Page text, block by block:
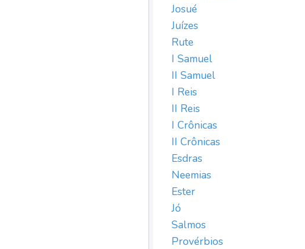
Josué
Juízes
Rute
I Samuel
II Samuel
I Reis
II Reis
I Crônicas
II Crônicas
Esdras
Neemias
Ester
Jó
Salmos
Provérbios